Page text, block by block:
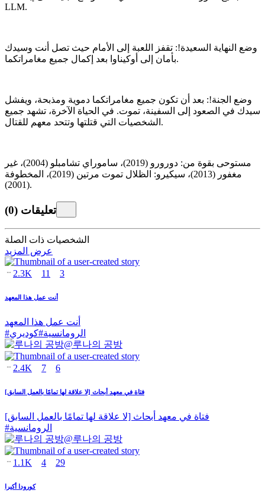
LLM.
وضع النهاية السعيدة!: تقفز اللعبة إلى الأمام حيث تصل أنت وسيدك
بأمان إلى أوكيناوا بعد إكمال جميع مغامراتكما.
وضع الجنة!: بعد أن تكون جميع مغامراتكما دموية ومذبحة، ويفشل
سيدك في الصعود إلى السفينة، تموت. في الحياة الآخرة، تشهد جميع
الشخصيات التي قتلتها وتتحد معهم للقتال.
مستوحى بقوة من: دورورو (2019)، ساموراي تشامبلو (2004)، غير
مغفور (2013)، سيكيرو: الظلال تموت مرتين (2019)، المخطوفة
(2001).
تعليقات (
0
)
الشخصيات ذات الصلة
عرض المزيد
2.3K 11 3
أنت عمل هذا المعهد
أنت عمل هذا المعهد
#
الرومانسية#كوديري
@루나의 공방
2.4K 7 6
فتاة في معهد أبحاث [لا علاقة لها تمامًا بالعمل السابق]
فتاة في معهد أبحاث [لا علاقة لها تمامًا بالعمل السابق]
#الرومانسية
@루나의 공방
1.1K 4 29
كورودا أكيرا